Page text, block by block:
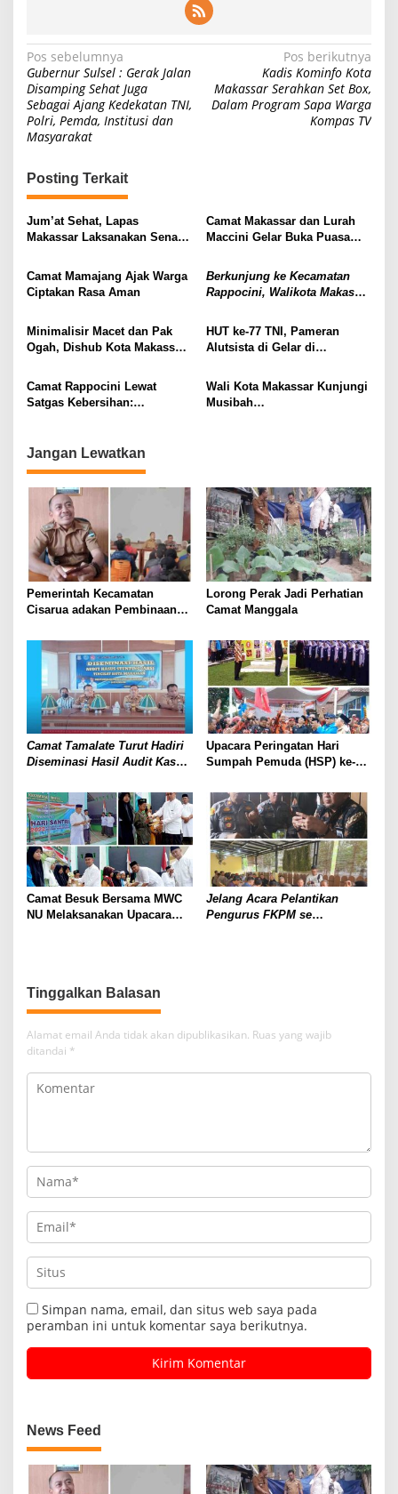
Navigasi
pos
Pos sebelumnya
Gubernur Sulsel : Gerak Jalan
Disamping Sehat Juga
Sebagai Ajang Kedekatan TNI,
Polri, Pemda, Institusi dan
Masyarakat
Pos berikutnya
Kadis Kominfo Kota
Makassar Serahkan Set Box,
Dalam Program Sapa Warga
Kompas TV
Posting Terkait
Jum’at Sehat, Lapas
Makassar Laksanakan Senam
Camat Makassar dan Lurah
Maccini Gelar Buka Puasa
Warga di Lorong 5 Wisata
Rotterdam
Camat Mamajang Ajak Warga
Ciptakan Rasa Aman
Berkunjung ke Kecamatan
Rappocini, Walikota Makassar
Silves
Minimalisir Macet dan Pak
Ogah, Dishub Kota Makassar
HUT ke-77 TNI, Pameran
Alutsista di Gelar di
Camat Rappocini Lewat
Satgas Kebersihan:
Wali Kota Makassar Kunjungi
Musibah
Jangan Lewatkan
Pemerintah Kecamatan
Cisarua adakan Pembinaan
Kertawangi
Lorong Perak Jadi Perhatian
Camat Manggala
Camat Tamalate Turut Hadiri
Diseminasi Hasil Audit Kasus
Tahun 2022
Upacara Peringatan Hari
Sumpah Pemuda (HSP) ke-94
Pemuda Pancasila
Parongpong Kabupaten
Bandung Barat Ke- 63
Camat Besuk Bersama MWC
NU Melaksanakan Upacara
Jelang Acara Pelantikan
Pengurus FKPM se
Tinggalkan Balasan
Alamat email Anda tidak akan dipublikasikan. Ruas yang wajib
ditandai *
Simpan nama, email, dan situs web saya pada
peramban ini untuk komentar saya berikutnya.
News Feed